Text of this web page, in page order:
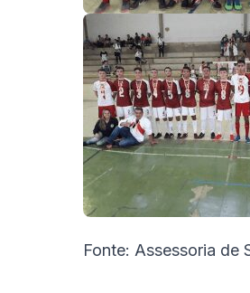
Fonte: Assessoria de